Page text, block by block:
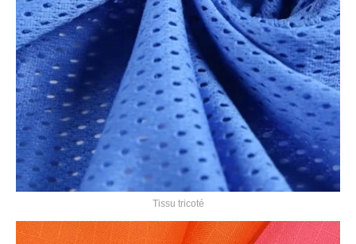
Tissu tricoté